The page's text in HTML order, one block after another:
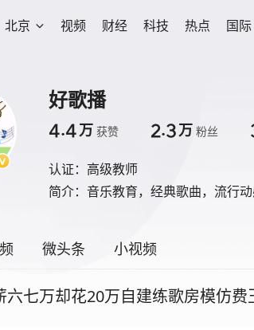
北京 视频 财经 科技 热点 国际
好歌播
4.4万 获赞 2.3万 粉丝
认证： 高级教师
简介： 音乐教育，经典歌曲，流行
微头条 小视频
六七万却花20万自建练歌房模仿费